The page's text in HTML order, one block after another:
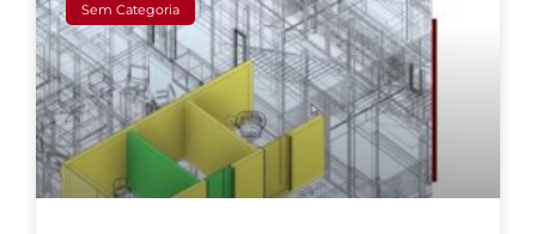
Sem Categoria